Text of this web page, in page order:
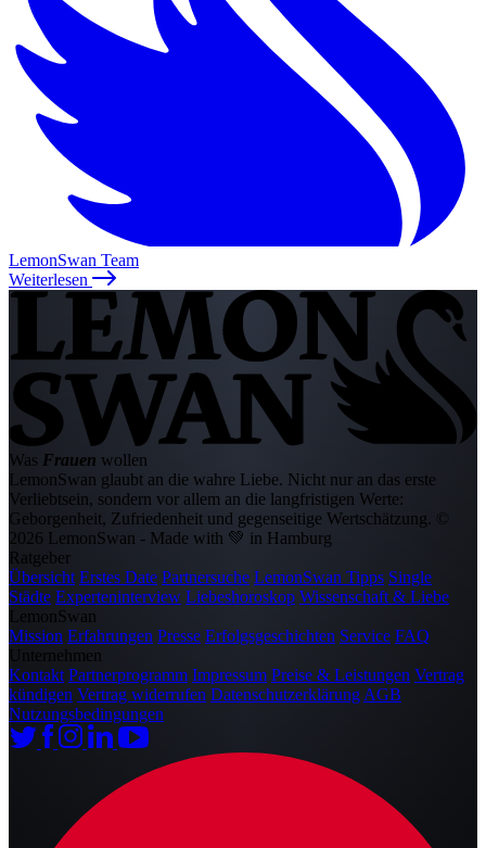
LemonSwan Team
Weiterlesen
Was Frauen wollen
LemonSwan glaubt an die wahre Liebe. Nicht nur an das erste
Verliebtsein, sondern vor allem an die langfristigen Werte:
Geborgenheit, Zufriedenheit und gegenseitige Wertschätzung. ©
2026 LemonSwan - Made with 💚 in Hamburg
Ratgeber
Übersicht Erstes Date Partnersuche LemonSwan Tipps Single
Städte Experteninterview Liebeshoroskop Wissenschaft & Liebe
LemonSwan
Mission Erfahrungen Presse Erfolgsgeschichten Service FAQ
Unternehmen
Kontakt Partnerprogramm Impressum Preise & Leistungen Vertrag
kündigen Vertrag widerrufen Datenschutzerklärung AGB
Nutzungsbedingungen